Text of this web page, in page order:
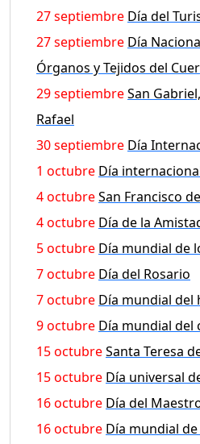
27 septiembre Día del
27 septiembre Día
Órganos y Tejidos del
29 septiembreSan
Rafael
30 septiembre Día
1 octubre Día
4 octubreSan Francisco
4 octubre Día de la
5 octubre Día mundial de
7 octubre Día del Rosario
7 octubre Día mundial del
9 octubre Día mundial del
15 octubreSanta Teresa
15 octubre Día universal
16 octubre Día del
16 octubre Día mundial